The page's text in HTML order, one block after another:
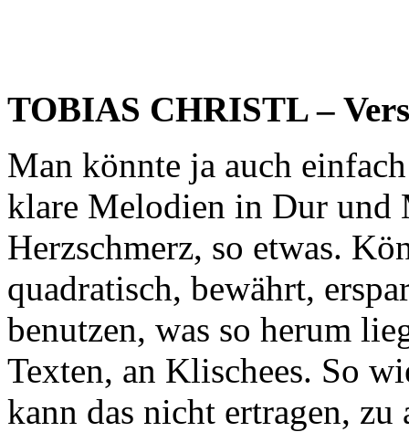
TOBIAS CHRISTL –
Man könnte ja auch
klare Melodien in Dur und
Herzschmerz, so etwas.
quadratisch, bewährt,
benutzen, was so herum
Texten, an Klischees. So
kann das nicht ertragen,